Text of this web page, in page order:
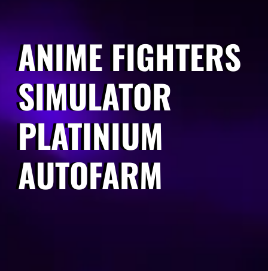
ANIME FIGHTERS
SIMULATOR
PLATINIUM
AUTOFARM